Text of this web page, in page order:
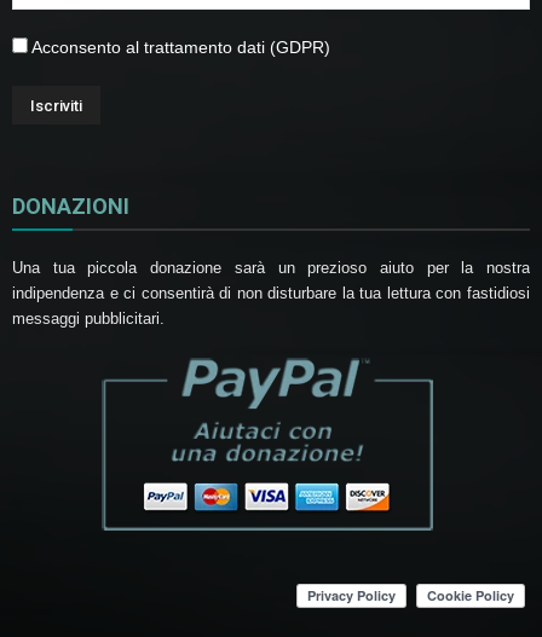
Acconsento al trattamento dati (GDPR)
DONAZIONI
Una tua piccola donazione sarà un prezioso aiuto per la nostra
indipendenza e ci consentirà di non disturbare la tua lettura con fastidiosi
messaggi pubblicitari.